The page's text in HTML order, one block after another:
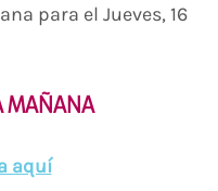
para el Jueves, 16
MAÑANA
aquí